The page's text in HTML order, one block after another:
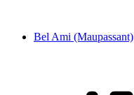
Bel Ami (Maupassant)